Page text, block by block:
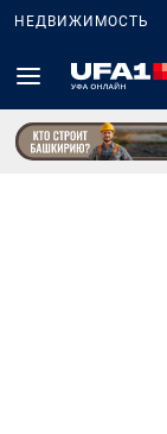
НЕДВИЖИМОСТЬ